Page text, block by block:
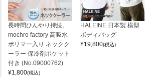
長時間ひんやり持続。
mochro factory 高吸水
ポリマー入り ネックク
ーラー 保冷剤ポケット
付き (No.09000762)
¥1,800(税込)
HALEINE 日本製 横型
ボディバッグ
¥19,800(税込)